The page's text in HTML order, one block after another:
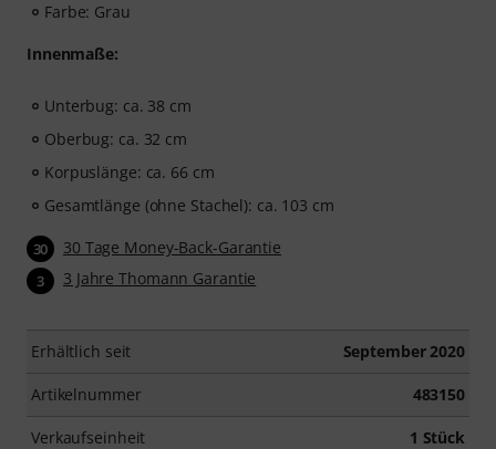
Farbe: Grau
Innenmaße:
Unterbug: ca. 38 cm
Oberbug: ca. 32 cm
Korpuslänge: ca. 66 cm
Gesamtlänge (ohne Stachel): ca. 103 cm
30 30 Tage Money-Back-Garantie
3 3 Jahre Thomann Garantie
Erhältlich seit September 2020
Artikelnummer 483150
Verkaufseinheit 1 Stück